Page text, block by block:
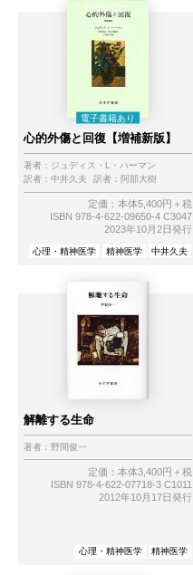
心的外傷と回復【増補新版】
著者： ジュディス・L・ハーマン
訳者： 中井久夫 訳者： 阿部大樹
定価：本体5,400円＋税
ISBN 978-4-622-09650-4 C3047
2023年10月2日発行
心理・精神医学 精神医学 中井久夫
解離する生命
著者： 野間俊一
定価：本体3,400円＋税
ISBN 978-4-622-07718-3 C1011
2012年10月17日発行
心理・精神医学 精神医学